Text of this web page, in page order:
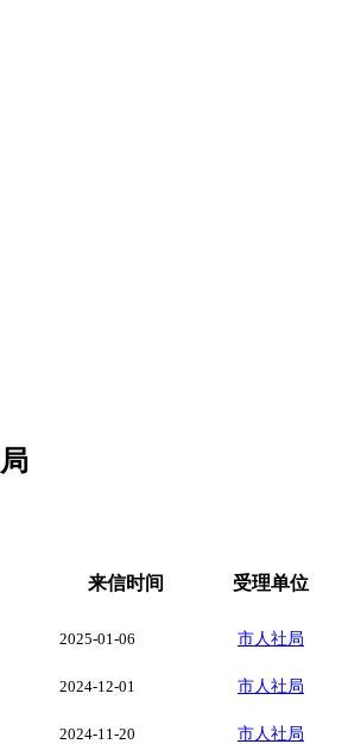
来信时间 受理单位
2025-01-06 市人社局
2024-12-01 市人社局
2024-11-20 市人社局